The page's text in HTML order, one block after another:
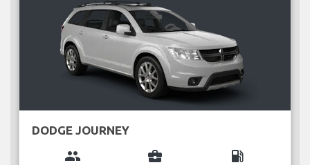
DODGE JOURNEY
group business_center local_gas_station